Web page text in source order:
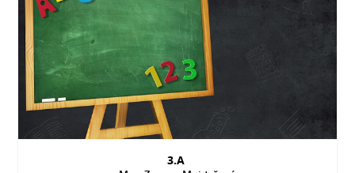
3.A